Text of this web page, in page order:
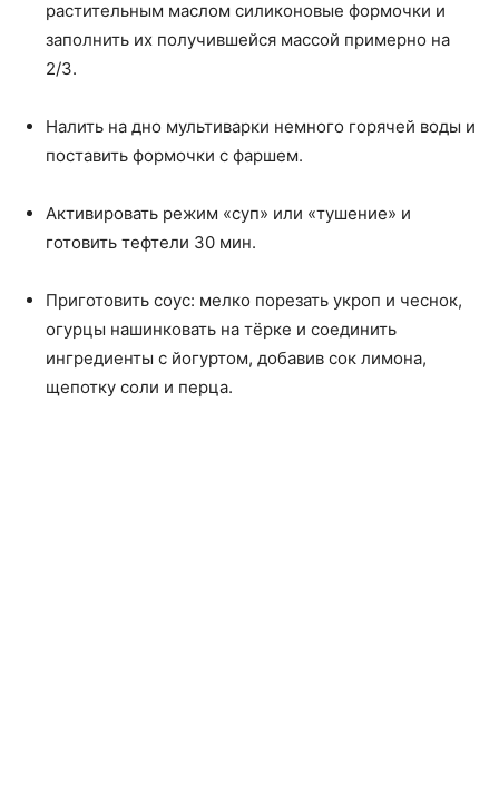
растительным маслом силиконовые формочки и
заполнить их получившейся массой примерно на
2/3.
Налить на дно мультиварки немного горячей воды и
поставить формочки с фаршем.
Активировать режим «суп» или «тушение» и
готовить тефтели 30 мин.
Приготовить соус: мелко порезать укроп и чеснок,
огурцы нашинковать на тёрке и соединить
ингредиенты с йогуртом, добавив сок лимона,
щепотку соли и перца.